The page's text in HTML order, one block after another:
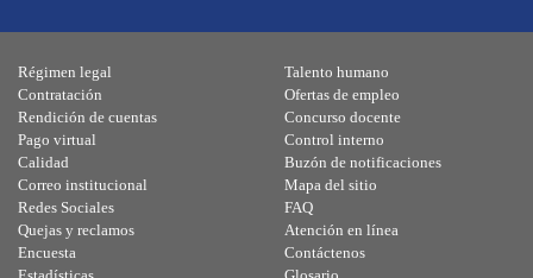
Régimen legal
Contratación
Rendición de cuentas
Pago virtual
Calidad
Talento humano
Ofertas de empleo
Concurso docente
Control interno
Buzón de notificaciones
Correo institucional
Redes Sociales
Quejas y reclamos
Encuesta
Mapa del sitio
FAQ
Atención en línea
Contáctenos